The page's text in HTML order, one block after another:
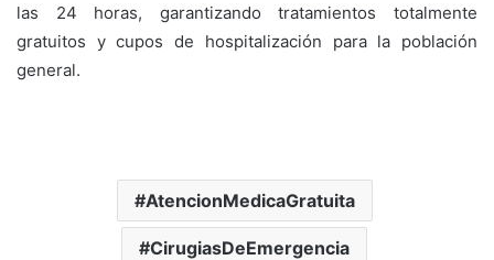
las 24 horas, garantizando tratamientos totalmente
gratuitos y cupos de hospitalización para la población
general.
AtencionMedicaGratuita
CirugiasDeEmergencia